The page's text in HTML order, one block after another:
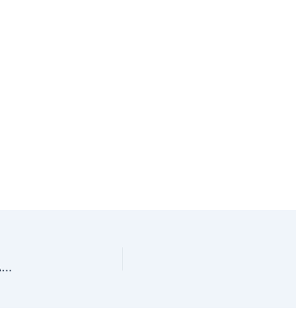
Tuvimos una jornada electoral tranquila: Marco Baños en ADN40